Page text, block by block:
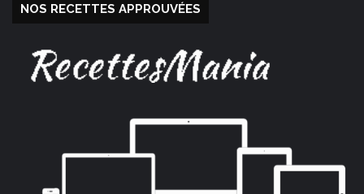
NOS RECETTES APPROUVÉES